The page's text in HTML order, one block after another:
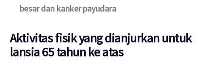
besar dan kanker payudara
Aktivitas fisik yang dianjurkan untuk
lansia 65 tahun ke atas